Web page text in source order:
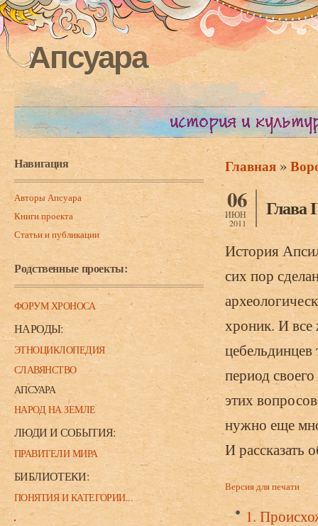
Апсуара
Навигация
Авторы Апсуара
Книги проекта
Статьи и публикации
Родственные проекты:
ФОРУМ ХРОНОСА
НАРОДЫ:
ЭТНОЦИКЛОПЕДИЯ
СЛАВЯНСТВО
АПСУАРА
НАРОД НА ЗЕМЛЕ
ЛЮДИ И СОБЫТИЯ:
ПРАВИТЕЛИ МИРА
БИБЛИОТЕКИ:
ПОНЯТИЯ И КАТЕГОРИИ...
Вы здесь
Главная »
06
ИЮН
2011
Глава
История
сих пор
хроник. И все
период
этих
нужно еще
И рассказать
Версия для печати
1.